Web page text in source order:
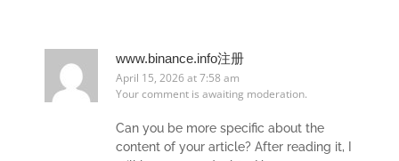
www.binance.info注册
April 15, 2026 at 7:58 am
Your comment is awaiting moderation.
Can you be more specific about the
content of your article? After reading it, I